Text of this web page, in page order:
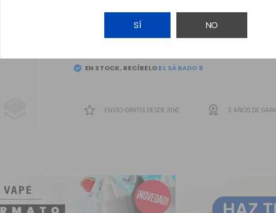
SÍ NO
EN STOCK, RECÍBELO
ENVÍO GRATIS DESDE 30€ 3 AÑOS DE